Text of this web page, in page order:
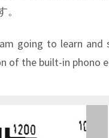
going to learn
of the built-in phono